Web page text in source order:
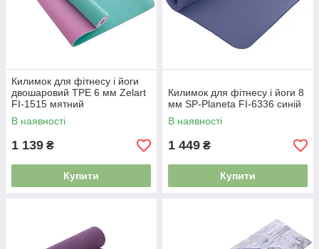
Килимок для фітнесу і йоги
двошаровий TPE 6 мм Zelart
FI-1515 мятний
В наявності
1 139 ₴
Купити
Килимок для фітнесу і йоги 8
мм SP-Planeta FI-6336 синій
В наявності
1 449 ₴
Купити